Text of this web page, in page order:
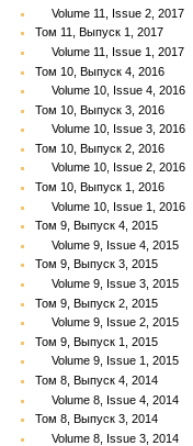
Volume 11, Issue 2, 2017
Том 11, Выпуск 1, 2017
Volume 11, Issue 1, 2017
Том 10, Выпуск 4, 2016
Volume 10, Issue 4, 2016
Том 10, Выпуск 3, 2016
Volume 10, Issue 3, 2016
Том 10, Выпуск 2, 2016
Volume 10, Issue 2, 2016
Том 10, Выпуск 1, 2016
Volume 10, Issue 1, 2016
Том 9, Выпуск 4, 2015
Volume 9, Issue 4, 2015
Том 9, Выпуск 3, 2015
Volume 9, Issue 3, 2015
Том 9, Выпуск 2, 2015
Volume 9, Issue 2, 2015
Том 9, Выпуск 1, 2015
Volume 9, Issue 1, 2015
Том 8, Выпуск 4, 2014
Volume 8, Issue 4, 2014
Том 8, Выпуск 3, 2014
Volume 8, Issue 3, 2014